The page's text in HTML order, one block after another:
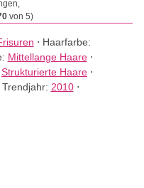
von 5)
⋅ Haarfarbe:
Mittellange Haare⋅
Strukturierte Haare ⋅
Trendjahr: 2010⋅